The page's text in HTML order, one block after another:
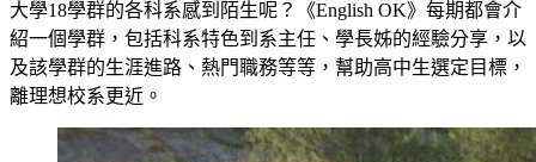
大學18學群的各科系感到陌生呢？《English OK》每期都會介
紹一個學群，包括科系特色到系主任、學長姊的經驗分享，以
及該學群的生涯進路、熱門職務等等，幫助高中生選定目標，
離理想校系更近。